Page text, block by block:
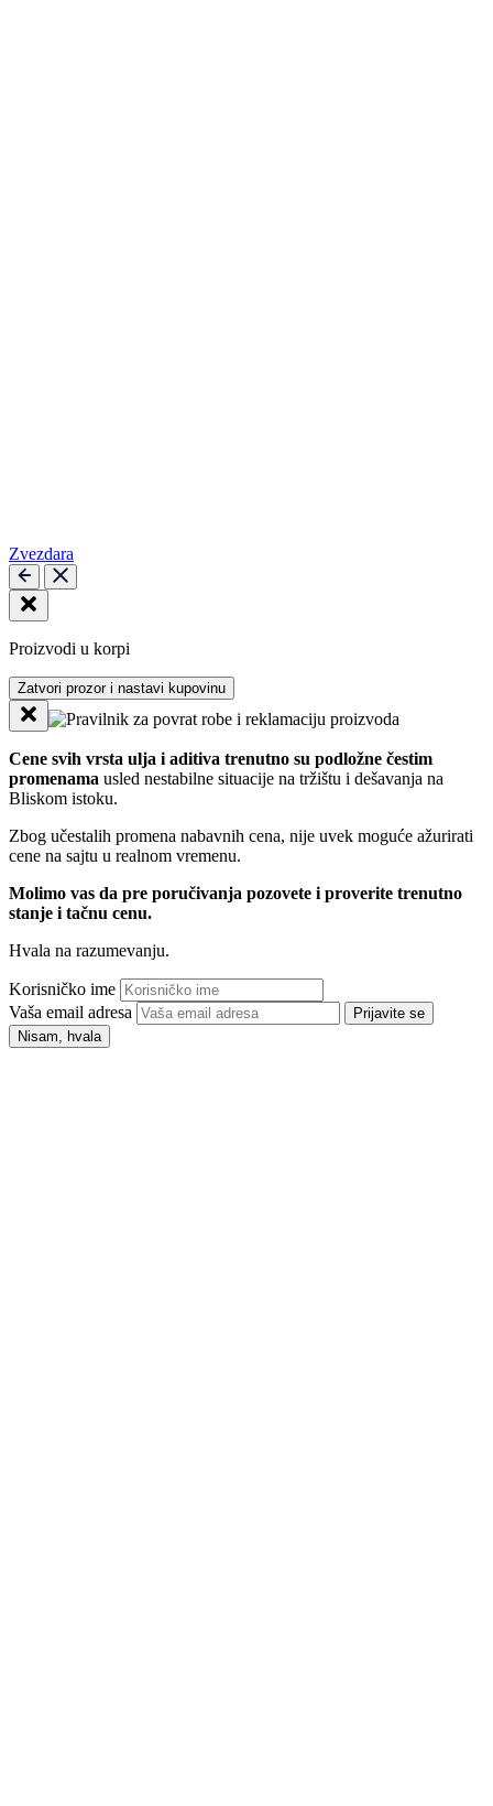
Zvezdara
Proizvodi u korpi
Zatvori prozor i nastavi kupovinu
Cene svih vrsta ulja i aditiva trenutno su podložne čestim
promenama usled nestabilne situacije na tržištu i dešavanja na
Bliskom istoku.
Zbog učestalih promena nabavnih cena, nije uvek moguće ažurirati
cene na sajtu u realnom vremenu.
Molimo vas da pre poručivanja pozovete i proverite trenutno
stanje i tačnu cenu.
Hvala na razumevanju.
Korisničko ime
Vaša email adresa
Prijavite se
Nisam, hvala